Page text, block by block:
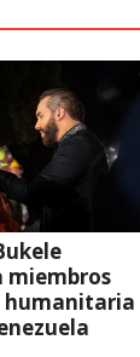
miembros
humanitaria